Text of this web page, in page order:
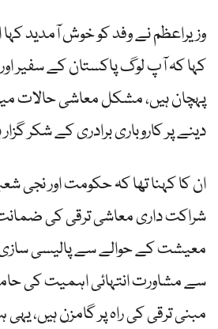
وزیراعظم نے وفد کو خوش آمدید کہا
کہا کہ آپ لوگ پاکستان کے سفیر
پہچان ہیں، مشکل معاشی حالات
دینے پر کاروباری برادری کے شکر
ان کا کہنا تھا کہ حکومت اور
شراکت داری معاشی ترقی کی
معیشت کے حوالے سے پالیسی سازی
سے مشاورت انتہائی اہمیت کی
مبنی ترقی کی راہ پر گامزن ہیں،